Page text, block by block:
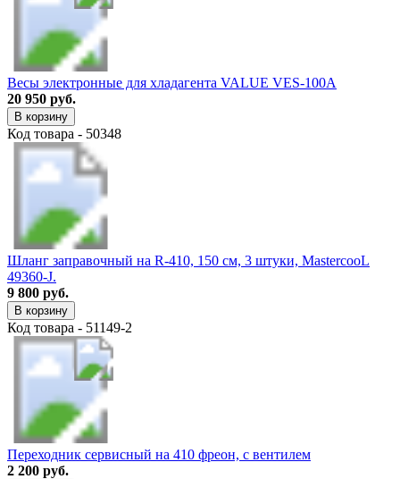
Весы электронные для хладагента VALUE VES-100A
20 950 руб.
В корзину
Код товара - 50348
Шланг заправочный на R-410, 150 см, 3 штуки, MastercooL
49360-J.
9 800 руб.
В корзину
Код товара - 51149-2
Переходник сервисный на 410 фреон, с вентилем
2 200 руб.